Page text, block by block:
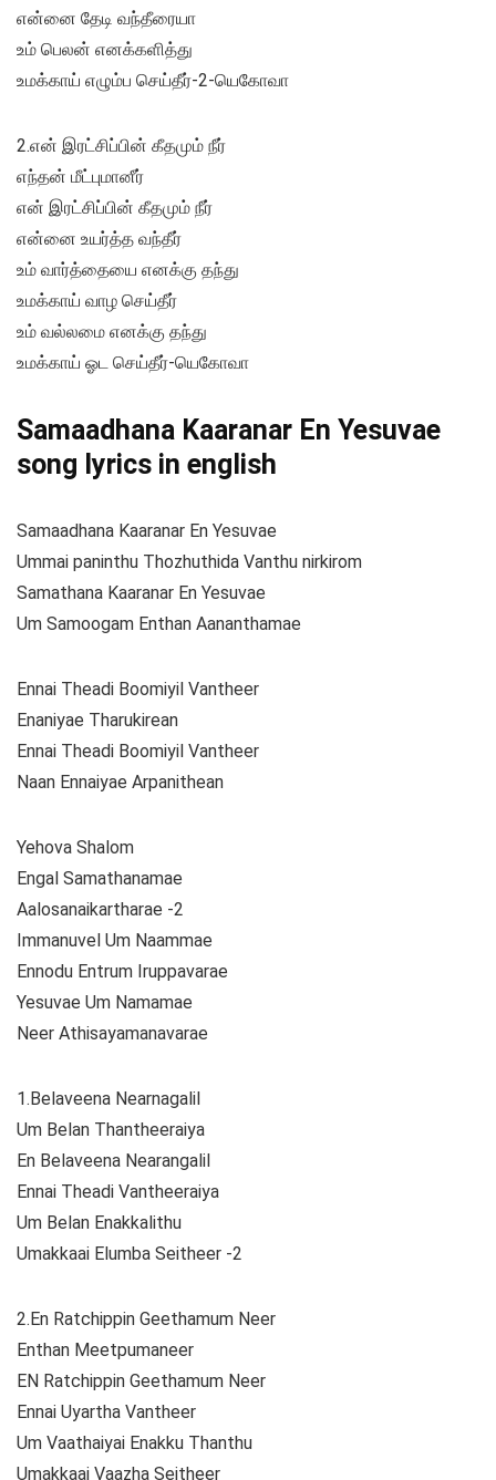
என்னை தேடி வந்தீரையா
உம் பெலன் எனக்களித்து
உமக்காய் எழும்ப செய்தீர்-2-யெகோவா
2.என் இரட்சிப்பின் கீதமும் நீர்
எந்தன் மீட்புமானீர்
என் இரட்சிப்பின் கீதமும் நீர்
என்னை உயர்த்த வந்தீர்
உம் வார்த்தையை எனக்கு தந்து
உமக்காய் வாழ செய்தீர்
உம் வல்லமை எனக்கு தந்து
உமக்காய் ஓட செய்தீர்-யெகோவா
Samaadhana Kaaranar En Yesuvae
song lyrics in english
Samaadhana Kaaranar En Yesuvae
Ummai paninthu Thozhuthida Vanthu nirkirom
Samathana Kaaranar En Yesuvae
Um Samoogam Enthan Aananthamae
Ennai Theadi Boomiyil Vantheer
Enaniyae Tharukirean
Ennai Theadi Boomiyil Vantheer
Naan Ennaiyae Arpanithean
Yehova Shalom
Engal Samathanamae
Aalosanaikartharae -2
Immanuvel Um Naammae
Ennodu Entrum Iruppavarae
Yesuvae Um Namamae
Neer Athisayamanavarae
1.Belaveena Nearnagalil
Um Belan Thantheeraiya
En Belaveena Nearangalil
Ennai Theadi Vantheeraiya
Um Belan Enakkalithu
Umakkaai Elumba Seitheer -2
2.En Ratchippin Geethamum Neer
Enthan Meetpumaneer
EN Ratchippin Geethamum Neer
Ennai Uyartha Vantheer
Um Vaathaiyai Enakku Thanthu
Umakkaai Vaazha Seitheer